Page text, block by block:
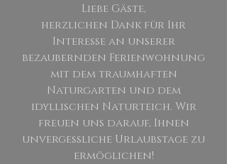
Liebe Gäste,
herzlichen Dank für Ihr
Interesse an unserer
bezaubernden Ferienwohnung
mit dem traumhaften
Naturgarten und dem
idyllischen Naturteich. Wir
freuen uns darauf, Ihnen
unvergessliche Urlaubstage zu
ermöglichen!